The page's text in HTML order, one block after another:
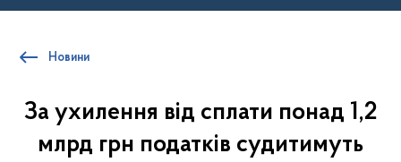
Новини
За ухилення від сплати понад 1,2
млрд грн податків судитимуть